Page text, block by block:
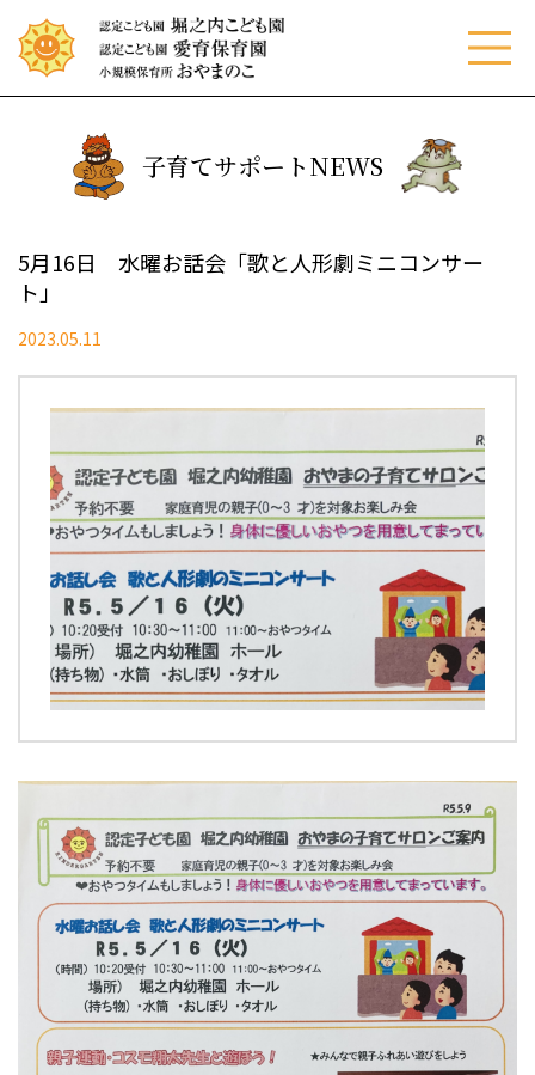
子育てサポートNEWS
5月16日 水曜お話会「歌と人形劇ミニコンサー
ト」
2023.05.11